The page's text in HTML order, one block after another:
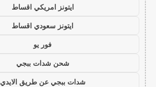
ايتونز امريكي اقساط
ايتونز سعودي اقساط
فور يو
شحن شدات ببجي
شدات ببجي عن طريق الايدي